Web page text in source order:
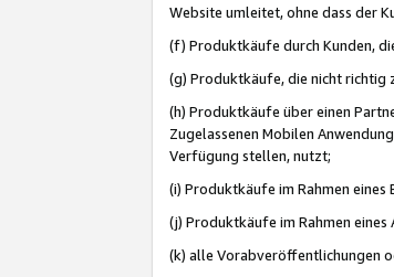
Website umleitet, ohne dass der
(f) Produktkäufe durch Kunden,
(g) Produktkäufe, die nicht richtig
(h) Produktkäufe über einen
Zugelassenen Mobilen
Verfügung stellen, nutzt;
(i) Produktkäufe im Rahmen
(j) Produktkäufe im Rahmen
(k) alle Vorabveröffentlichungen